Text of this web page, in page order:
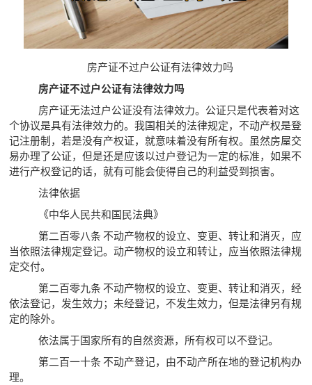
房产证不过户公证有法律效力吗
房产证不过户公证有法律效力吗
房产证无法过户公证没有法律效力。公证只是代表着对这
个协议是具有法律效力的。我国相关的法律规定，不动产权是登
记注册制，若是没有产权证，就意味着没有所有权。虽然房屋交
易办理了公证，但是还是应该以过户登记为一定的标准，如果不
进行产权登记的话，就有可能会使得自己的利益受到损害。
法律依据
《中华人民共和国民法典》
第二百零八条 不动产物权的设立、变更、转让和消灭，应
当依照法律规定登记。动产物权的设立和转让，应当依照法律规
定交付。
第二百零九条 不动产物权的设立、变更、转让和消灭，经
依法登记，发生效力；未经登记，不发生效力，但是法律另有规
定的除外。
依法属于国家所有的自然资源，所有权可以不登记。
第二百一十条 不动产登记，由不动产所在地的登记机构办
理。